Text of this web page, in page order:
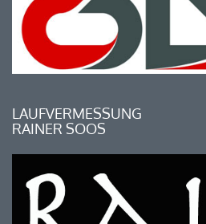
LAUFVERMESSUNG
RAINER SOOS